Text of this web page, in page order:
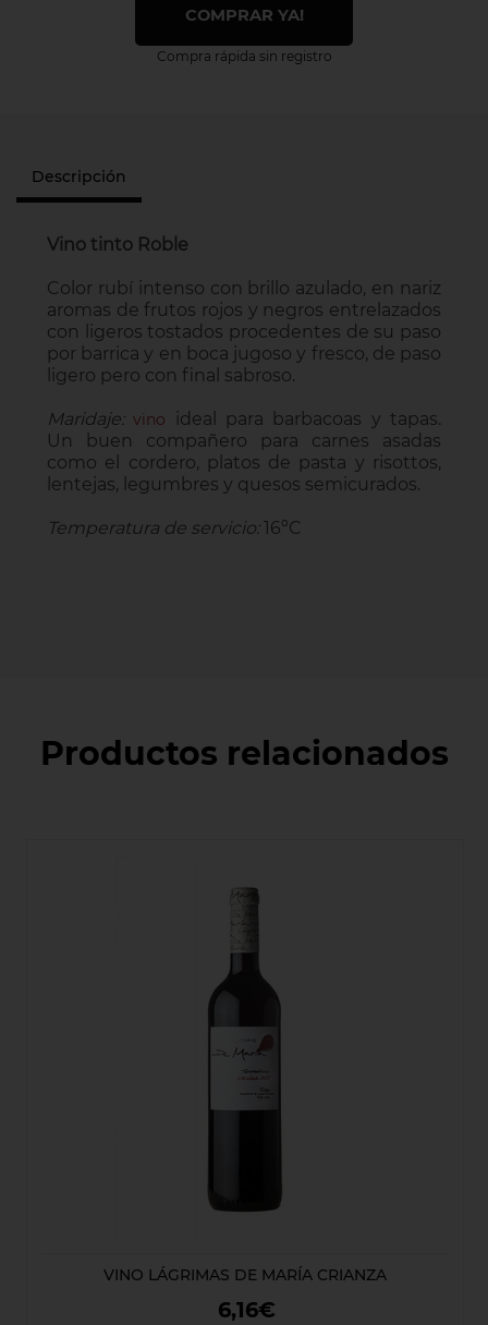
COMPRAR YA!
Compra rápida sin registro
Descripción
Vino tinto Roble
Color rubí intenso con brillo azulado, en nariz
aromas de frutos rojos y negros entrelazados
con ligeros tostados procedentes de su paso
por barrica y en boca jugoso y fresco, de paso
ligero pero con final sabroso.
Maridaje: vino
ideal para barbacoas y tapas.
Un buen compañero para carnes asadas
como el cordero, platos de pasta y risottos,
lentejas, legumbres y quesos semicurados.
Temperatura de servicio:16ºC
Productos relacionados
VINO LÁGRIMAS DE MARÍA CRIANZA
6,16€